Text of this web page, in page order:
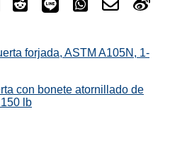
forjada, ASTM A105N, 1-
con bonete atornillado de
lb